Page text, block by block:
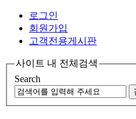
로그인
회원가입
고객전용게시판
사이트 내 전체검색
Search